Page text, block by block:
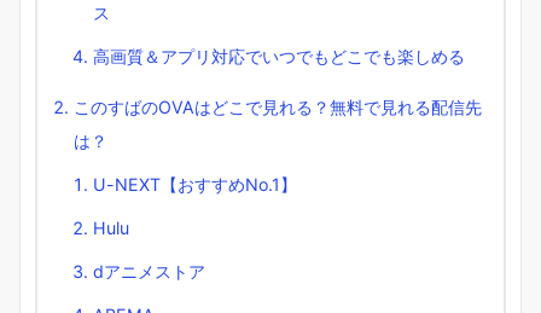
ス
高画質＆アプリ対応でいつでもどこでも楽しめる
このすばのOVAはどこで見れる？無料で見れる配信先
は？
U-NEXT【おすすめNo.1】
Hulu
dアニメストア